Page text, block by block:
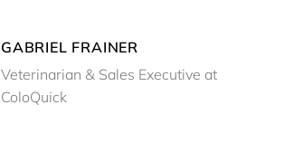
GABRIEL FRAINER
Veterinarian & Sales Executive at
ColoQuick